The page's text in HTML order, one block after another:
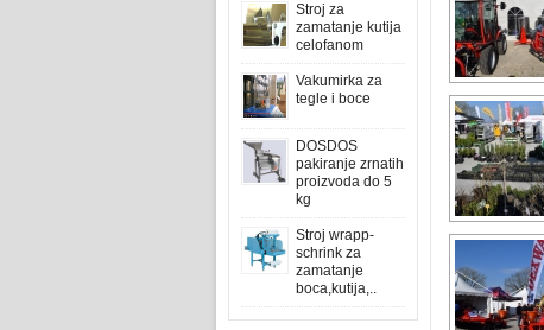
Stroj za
zamatanje kutija
celofanom
Vakumirka za
tegle i boce
DOSDOS
pakiranje zrnatih
proizvoda do 5
kg
Stroj wrapp-
schrink za
zamatanje
boca,kutija,..